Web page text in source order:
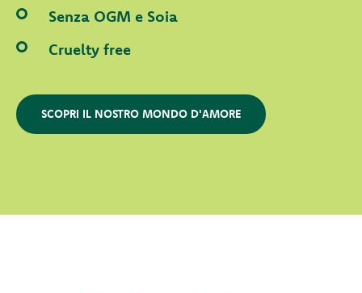
Senza OGM e Soia
Cruelty free
SCOPRI IL NOSTRO MONDO D'AMORE